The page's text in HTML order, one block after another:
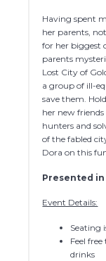
Having spent
her parents,
for her biggest
parents
Lost City of
a group of ill-
save them.
her new
hunters and
of the fabled
Dora on this
Presented
Event Details:
Seating
Feel
drinks